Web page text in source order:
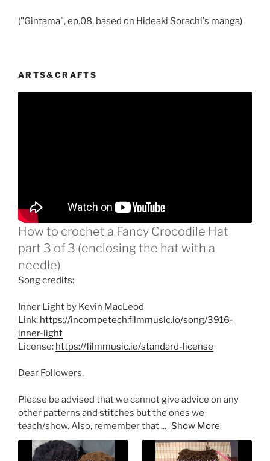
("Gintama", ep.08, based on Hideaki Sorachi's manga)
ARTS&CRAFTS
How to crochet a Fancy Crocodile Hat
part 3 of 3 (enclosing the hat with a
needle)
Song credits:
Inner Light by Kevin MacLeod
Link: https://incompetech.filmmusic.io/song/3916-
inner-light
License: https://filmmusic.io/standard-license
Dear Followers,
Please be advised that we cannot give advice on any
other patterns and stitches but the ones we
teach/show. Also, remember that... Show More